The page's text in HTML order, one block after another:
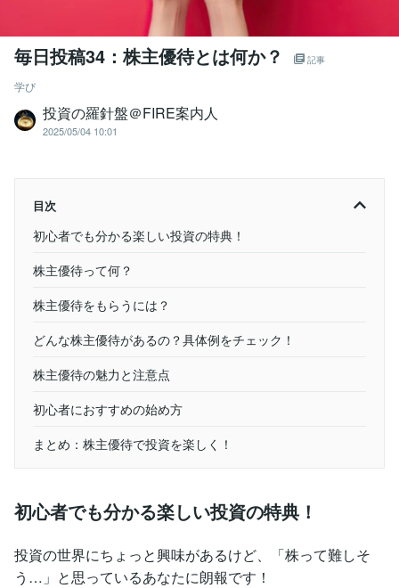
毎日投稿34：株主優待とは何か？ 記事
学び
投資の羅針盤＠FIRE案内人
2025/05/04 10:01
目次
初心者でも分かる楽しい投資の特典！
株主優待って何？
株主優待をもらうには？
どんな株主優待があるの？具体例をチェック！
株主優待の魅力と注意点
初心者におすすめの始め方
まとめ：株主優待で投資を楽しく！
初心者でも分かる楽しい投資の特典！
投資の世界にちょっと興味があるけど、「株って難しそ
う…」と思っているあなたに朗報です！